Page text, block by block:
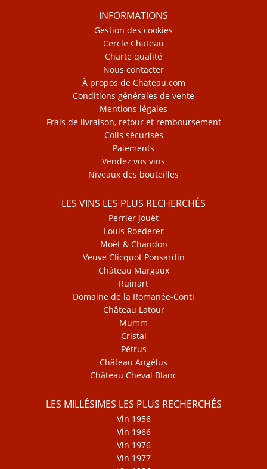
INFORMATIONS
Gestion des cookies
Cercle Chateau
Charte qualité
Nous contacter
À propos de Chateau.com
Conditions générales de vente
Mentions légales
Frais de livraison, retour et remboursement
Colis sécurisés
Paiements
Vendez vos vins
Niveaux des bouteilles
LES VINS LES PLUS RECHERCHÉS
Perrier Jouët
Louis Roederer
Moët & Chandon
Veuve Clicquot Ponsardin
Château Margaux
Ruinart
Domaine de la Romanée-Conti
Château Latour
Mumm
Cristal
Pétrus
Château Angélus
Château Cheval Blanc
LES MILLÉSIMES LES PLUS RECHERCHÉS
Vin 1956
Vin 1966
Vin 1976
Vin 1977